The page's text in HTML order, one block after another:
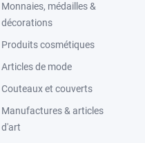
Monnaies, médailles &
décorations
Produits cosmétiques
Articles de mode
Couteaux et couverts
Manufactures & articles
d'art